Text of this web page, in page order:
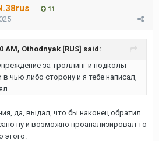
11
AM, Othodnyak [RUS] said:
за троллинг и подколы
чью либо сторону и я тебе написал,
да, выдал, что бы наконец обратил
ну и возможно проанализировал то
этого.